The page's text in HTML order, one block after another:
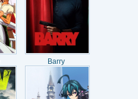
Barry